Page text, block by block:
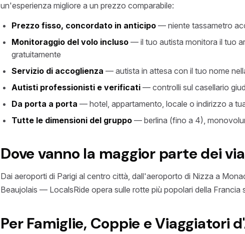
un'esperienza migliore a un prezzo comparabile:
Prezzo fisso, concordato in anticipo — niente tassametro
Monitoraggio del volo incluso — il tuo autista monitora il tuo
gratuitamente
Servizio di accoglienza — autista in attesa con il tuo nome
Autisti professionisti e verificati — controlli sul casellario
Da porta a porta — hotel, appartamento, locale o indirizzo a
Tutte le dimensioni del gruppo — berlina (fino a 4),
Dove vanno la maggior parte dei
Dai aeroporti di Parigi al centro città, dall'aeroporto di Nizza a
Beaujolais — LocalsRide opera sulle rotte più popolari della Francia
Per Famiglie, Coppie e Viaggiatori